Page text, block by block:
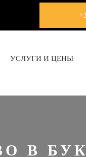
УСЛУГИ И ЦЕНЫ
В